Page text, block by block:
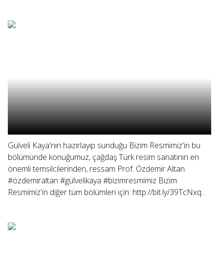
Gülveli Kaya'nın hazırlayıp sunduğu Bizim Resmimiz'in bu
bölümünde konuğumuz, çağdaş Türk resim sanatının en
önemli temsilcilerinden, ressam Prof. Özdemir Altan.
#özdemiraltan #gülvelikaya #bizimresmimiz Bizim
Resmimiz'in diğer tüm bölümleri için: http://bit.ly/39TcNxq...